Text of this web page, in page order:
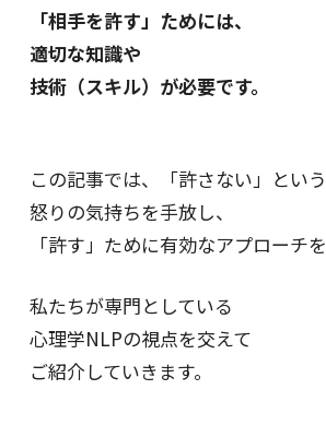
「相手を許す」ためには、
適切な知識や
技術（スキル）が必要です。
この記事では、「許さない」という
怒りの気持ちを手放し、
「許す」ために有効なアプローチを
私たちが専門としている
心理学NLPの視点を交えて
ご紹介していきます。